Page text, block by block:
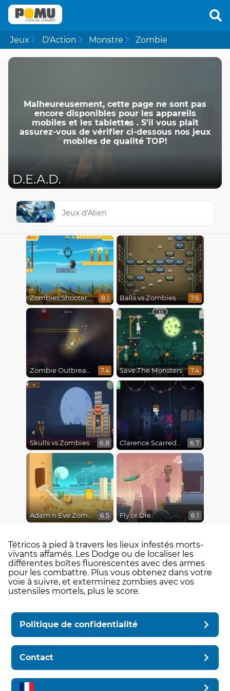
Jeux D'Action Monstre Zombie
Malheureusement, cette page ne ​​sont pas
encore disponibles pour les appareils
mobiles et les tablettes . S'il vous plaît
assurez-vous de vérifier ci-dessous nos jeux
mobiles de qualité TOP!
D.E.A.D.
Jeux d'Alien
Zombies Shooter 8.1 Balls vs Zombies 7.6
Zombie Outbreak Arena 7.4 Save The Monsters 7.4
Skulls vs Zombies 6.8 Clarence Scarred Silly 6.7
Adam n Eve Zombies 6.5 Fly or Die 6.1
Tétricos à pied à travers les lieux infestés morts-
vivants affamés. Les Dodge ou de localiser les
différentes boîtes fluorescentes avec des armes
pour les combattre. Plus vous obtenez dans votre
voie à suivre, et exterminez zombies avec vos
ustensiles mortels, plus le score.
Politique de confidentialité
Contact